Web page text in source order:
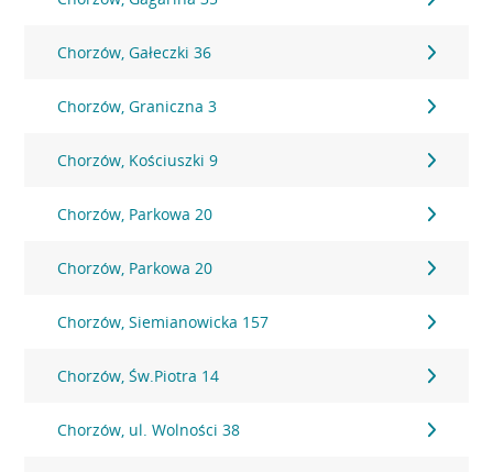
Chorzów, Gałeczki 36
Chorzów, Graniczna 3
Chorzów, Kościuszki 9
Chorzów, Parkowa 20
Chorzów, Parkowa 20
Chorzów, Siemianowicka 157
Chorzów, Św.Piotra 14
Chorzów, ul. Wolności 38